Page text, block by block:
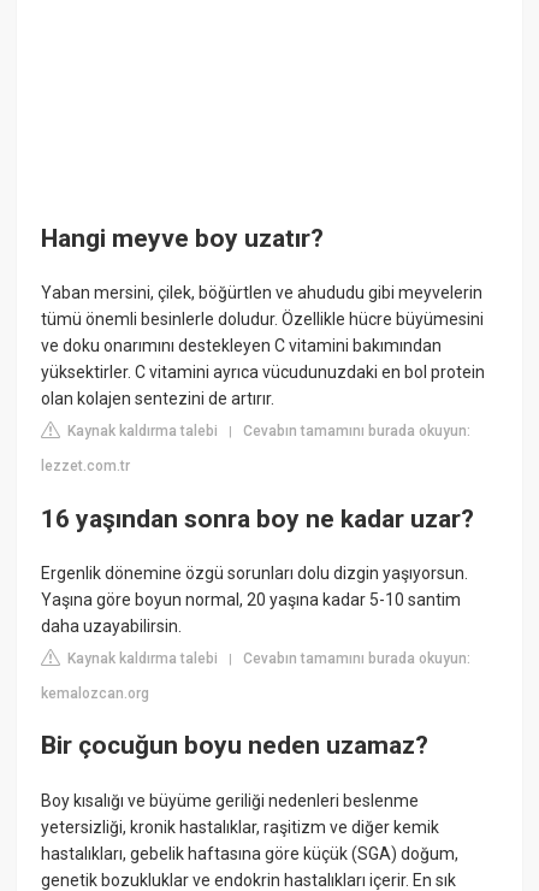
Hangi meyve boy uzatır?
Yaban mersini, çilek, böğürtlen ve ahududu gibi meyvelerin
tümü önemli besinlerle doludur. Özellikle hücre büyümesini
ve doku onarımını destekleyen C vitamini bakımından
yüksektirler. C vitamini ayrıca vücudunuzdaki en bol protein
olan kolajen sentezini de artırır.
Kaynak kaldırma talebi |Cevabın tamamını burada okuyun:
lezzet.com.tr
16 yaşından sonra boy ne kadar uzar?
Ergenlik dönemine özgü sorunları dolu dizgin yaşıyorsun.
Yaşına göre boyun normal, 20 yaşına kadar 5-10 santim
daha uzayabilirsin.
Kaynak kaldırma talebi |Cevabın tamamını burada okuyun:
kemalozcan.org
Bir çocuğun boyu neden uzamaz?
Boy kısalığı ve büyüme geriliği nedenleri beslenme
yetersizliği, kronik hastalıklar, raşitizm ve diğer kemik
hastalıkları, gebelik haftasına göre küçük (SGA) doğum,
genetik bozukluklar ve endokrin hastalıkları içerir. En sık